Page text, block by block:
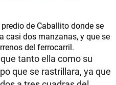
de Caballito donde se
casi dos manzanas, y que se
del ferrocarril.
tanto ella como su
que se rastrillara, ya que